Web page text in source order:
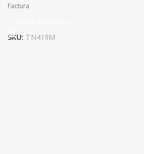
Factura
SKU: TN419M